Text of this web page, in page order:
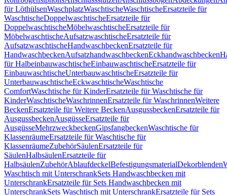
für LöthülsenWaschplatzWaschtischeWaschtischeErsatzteile für
WaschtischeDoppelwaschtischeErsatzteile für
DoppelwaschtischeMöbelwaschtischeErsatzteile für
MöbelwaschtischeAufsatzwaschtischeErsatzteile für
AufsatzwaschtischeHandwaschbeckenErsatzteile für
HandwaschbeckenAufsatzhandwaschbeckenEckhandwaschbecken
für HalbeinbauwaschtischeEinbauwaschtischeErsatzteile für
EinbauwaschtischeUnterbauwaschtischeErsatzteile für
UnterbauwaschtischeEckwaschtischeWaschtische
ComfortWaschtische für KinderErsatzteile für Waschtische für
KinderWaschtischeWaschrinnenErsatzteile für WaschrinnenWeitere
BeckenErsatzteile für Weitere BeckenAusgussbeckenErsatzteile für
AusgussbeckenAusgüsseErsatzteile für
AusgüsseMehrzweckbeckenGipsfangbeckenWaschtische für
KlassenräumeErsatzteile für Waschtische für
KlassenräumeZubehörSäulenErsatzteile für
SäulenHalbsäulenErsatzteile für
HalbsäulenZubehörAblaufdeckelBefestigungsmaterialDekorblenden
Waschtisch mit UnterschrankSets Handwaschbecken mit
UnterschrankErsatzteile für Sets Handwaschbecken mit
UnterschrankSets Waschtisch mit UnterschrankErsatzteile für Sets